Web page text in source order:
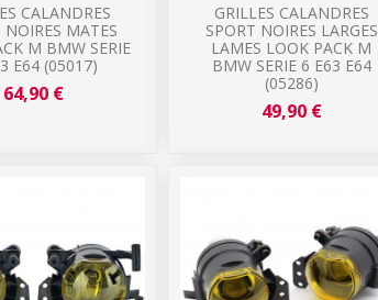
CALANDRES
NOIRES MATES
M BMW SERIE
E64 (05017)
64,90 €
GRILLES CALANDRES
SPORT NOIRES LARGES
LAMES LOOK PACK M
BMW SERIE 6 E63 E64
(05286)
49,90 €